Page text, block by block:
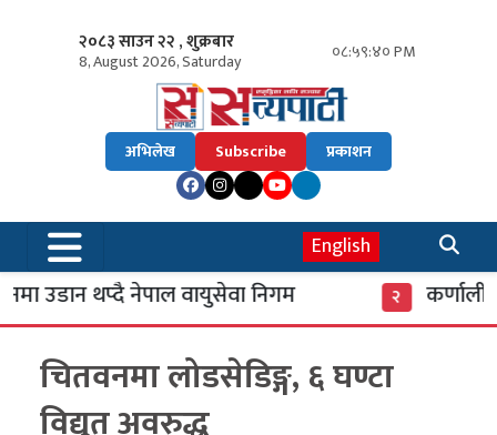
२०८३ साउन २२ , शुक्रबार
8, August 2026, Saturday ०८:५९:४१ PM
अभिलेख Subscribe प्रकाशन
English
उडान थप्दै नेपाल वायुसेवा निगम कर्णाली
चितवनमा लोडसेडिङ्ग, ६ घण्टा